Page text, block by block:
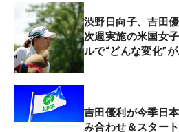
渋野日向子、吉田
次週実施の米国女
ルで“どんな変化”
吉田優利が今季日
み合わせ＆スター